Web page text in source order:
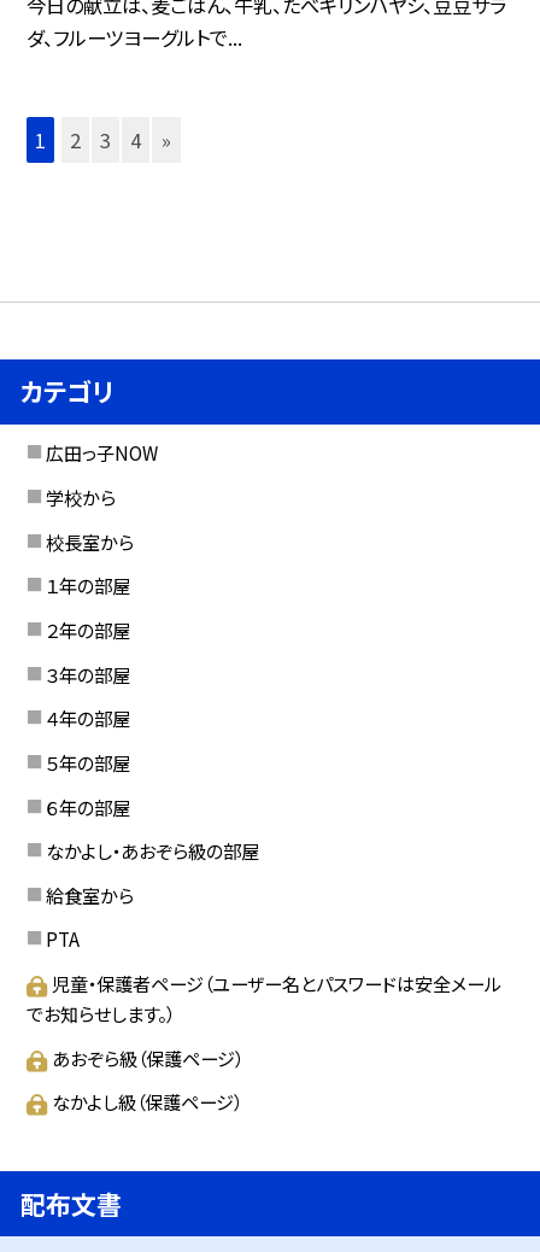
ダ、フルーツヨーグルトで...
1 2 3 4 »
カテゴリ
広田っ子NOW
学校から
校長室から
１年の部屋
２年の部屋
３年の部屋
４年の部屋
５年の部屋
６年の部屋
なかよし・あおぞら級の部屋
給食室から
PTA
児童・保護者ページ（ユーザー名とパスワードは安全メール
でお知らせします。）
あおぞら級（保護ページ）
なかよし級（保護ページ）
配布文書